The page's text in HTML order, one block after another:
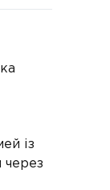
із
через